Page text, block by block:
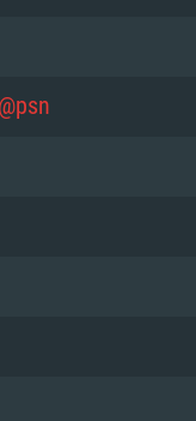
(64 bit)
코어 이상
이상을 지
Sur 11.0
의 Core i5
최신 버전
코어
지원하고,